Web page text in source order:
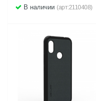
В наличии (арт:2110408)